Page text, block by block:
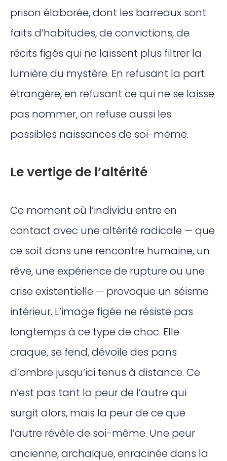
prison élaborée, dont les barreaux sont
faits d’habitudes, de convictions, de
récits figés qui ne laissent plus filtrer la
lumière du mystère. En refusant la part
étrangère, en refusant ce qui ne se laisse
pas nommer, on refuse aussi les
possibles naissances de soi-même.
Le vertige de l’altérité
Ce moment où l’individu entre en
contact avec une altérité radicale — que
ce soit dans une rencontre humaine, un
rêve, une expérience de rupture ou une
crise existentielle — provoque un séisme
intérieur. L’image figée ne résiste pas
longtemps à ce type de choc. Elle
craque, se fend, dévoile des pans
d’ombre jusqu’ici tenus à distance. Ce
n’est pas tant la peur de l’autre qui
surgit alors, mais la peur de ce que
l’autre révèle de soi-même. Une peur
ancienne, archaïque, enracinée dans la